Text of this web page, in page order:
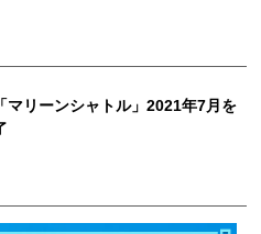
マリーンシャトル」2021年7月を